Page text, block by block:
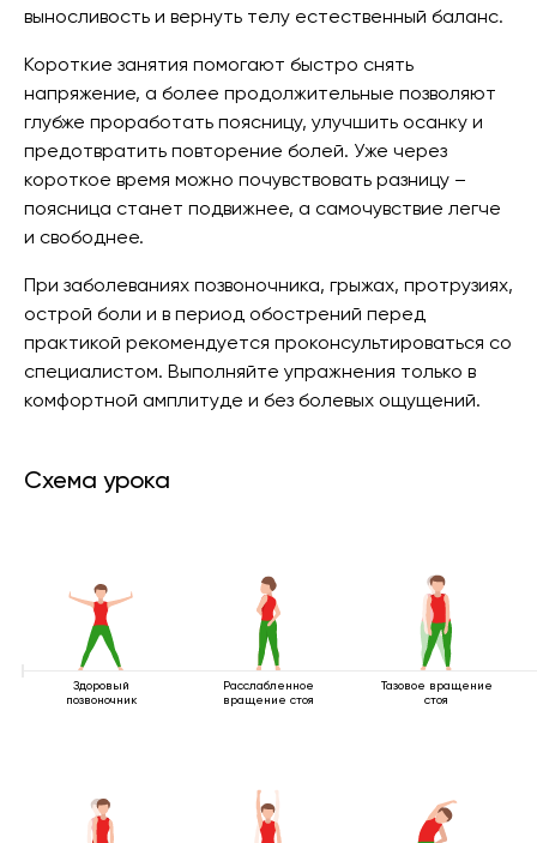
выносливость и вернуть телу естественный баланс.
Короткие занятия помогают быстро снять
напряжение, а более продолжительные позволяют
глубже проработать поясницу, улучшить осанку и
предотвратить повторение болей. Уже через
короткое время можно почувствовать разницу –
поясница станет подвижнее, а самочувствие легче
и свободнее.
При заболеваниях позвоночника, грыжах, протрузиях,
острой боли и в период обострений перед
практикой рекомендуется проконсультироваться со
специалистом. Выполняйте упражнения только в
комфортной амплитуде и без болевых ощущений.
Схема урока
Здоровый
позвоночник
Расслабленное
вращение стоя
Тазовое вращение
стоя